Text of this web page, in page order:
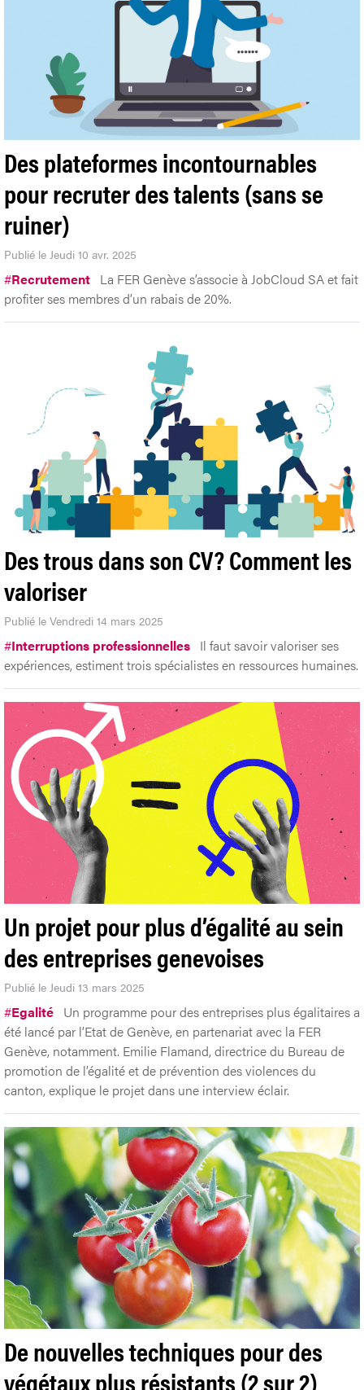
Des plateformes incontournables
pour recruter des talents (sans se
ruiner)
Publié le Jeudi 10 avr. 2025
#Recrutement La FER Genève s’associe à JobCloud SA et fait
profiter ses membres d’un rabais de 20%.
Des trous dans son CV? Comment les
valoriser
Publié le Vendredi 14 mars 2025
#Interruptions professionnelles Il faut savoir valoriser ses
expériences, estiment trois spécialistes en ressources humaines.
Un projet pour plus d’égalité au sein
des entreprises genevoises
Publié le Jeudi 13 mars 2025
#Egalité Un programme pour des entreprises plus égalitaires a
été lancé par l’Etat de Genève, en partenariat avec la FER
Genève, notamment. Emilie Flamand, directrice du Bureau de
promotion de l’égalité et de prévention des violences du
canton, explique le projet dans une interview éclair.
De nouvelles techniques pour des
végétaux plus résistants (2 sur 2)